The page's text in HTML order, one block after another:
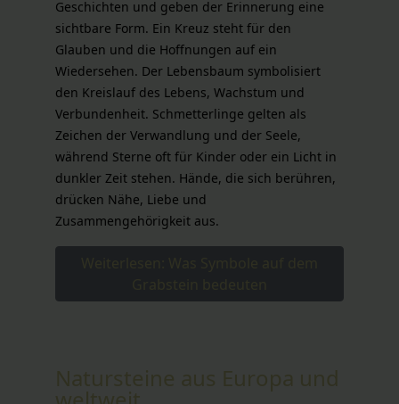
Geschichten und geben der Erinnerung eine
sichtbare Form. Ein Kreuz steht für den
Glauben und die Hoffnungen auf ein
Wiedersehen. Der Lebensbaum symbolisiert
den Kreislauf des Lebens, Wachstum und
Verbundenheit. Schmetterlinge gelten als
Zeichen der Verwandlung und der Seele,
während Sterne oft für Kinder oder ein Licht in
dunkler Zeit stehen. Hände, die sich berühren,
drücken Nähe, Liebe und
Zusammengehörigkeit aus.
Natursteine aus Europa und